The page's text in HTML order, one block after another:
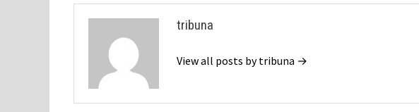
tribuna
View all posts by tribuna →